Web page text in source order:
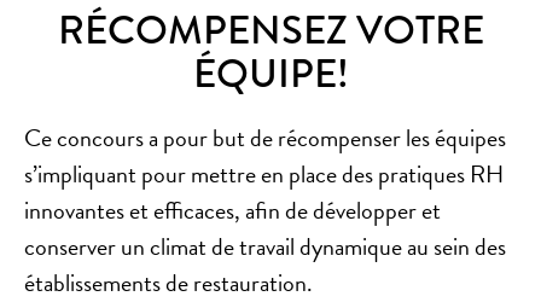
RÉCOMPENSEZ VOTRE
ÉQUIPE!
Ce concours a pour but de récompenser les équipes
s’impliquant pour mettre en place des pratiques RH
innovantes et efficaces, afin de développer et
conserver un climat de travail dynamique au sein des
établissements de restauration.